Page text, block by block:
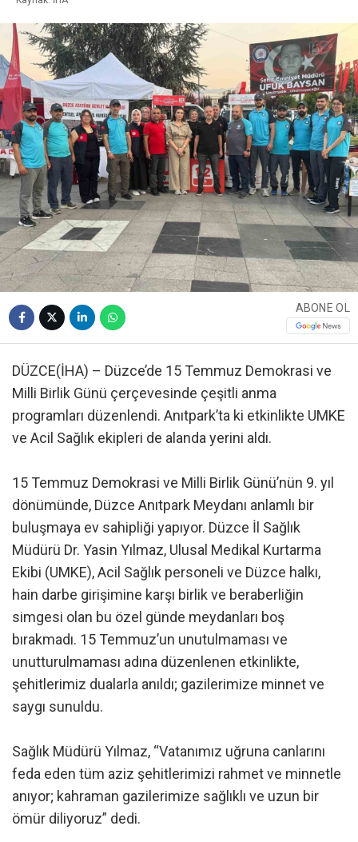
ABONE OL
DÜZCE(İHA) – Düzce’de 15 Temmuz Demokrasi ve
Milli Birlik Günü çerçevesinde çeşitli anma
programları düzenlendi. Anıtpark’ta ki etkinlikte UMKE
ve Acil Sağlık ekipleri de alanda yerini aldı.
15 Temmuz Demokrasi ve Milli Birlik Günü’nün 9. yıl
dönümünde, Düzce Anıtpark Meydanı anlamlı bir
buluşmaya ev sahipliği yapıyor. Düzce İl Sağlık
Müdürü Dr. Yasin Yılmaz, Ulusal Medikal Kurtarma
Ekibi (UMKE), Acil Sağlık personeli ve Düzce halkı,
hain darbe girişimine karşı birlik ve beraberliğin
simgesi olan bu özel günde meydanları boş
bırakmadı. 15 Temmuz’un unutulmaması ve
unutturulmaması adına düzenlenen etkinlikte,
şehitlerimiz dualarla anıldı; gazilerimize minnet ve
saygı sunuldu.
Sağlık Müdürü Yılmaz, “Vatanımız uğruna canlarını
feda eden tüm aziz şehitlerimizi rahmet ve minnetle
anıyor; kahraman gazilerimize sağlıklı ve uzun bir
ömür diliyoruz” dedi.